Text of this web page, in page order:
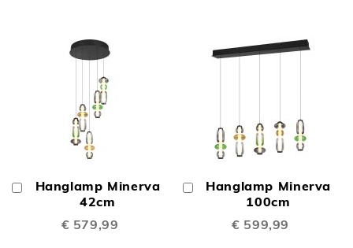
Hanglamp Minerva
42cm
€ 579,99
Winkelwagen
Hanglamp Minerva
100cm
€ 599,99
Winkelwagen